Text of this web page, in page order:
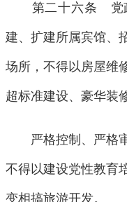
第二十六条 党政
建、扩建所属宾馆、
场所，不得以房屋维
超标准建设、豪华装
严格控制、严格审
不得以建设党性教育
变相搞旅游开发。